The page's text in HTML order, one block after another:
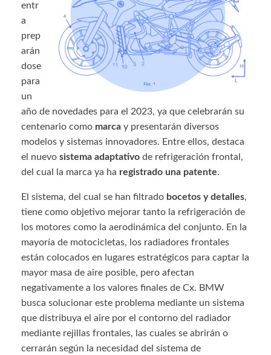
entr
a
prep
arán
dose
para
un
año de novedades para el 2023, ya que celebrarán su
centenario como marca y presentarán diversos
modelos y sistemas innovadores. Entre ellos, destaca
el nuevo sistema adaptativo de refrigeración frontal,
del cual la marca ya ha registrado una patente.
El sistema, del cual se han filtrado bocetos y detalles,
tiene como objetivo mejorar tanto la refrigeración de
los motores como la aerodinámica del conjunto. En la
mayoría de motocicletas, los radiadores frontales
están colocados en lugares estratégicos para captar la
mayor masa de aire posible, pero afectan
negativamente a los valores finales de Cx. BMW
busca solucionar este problema mediante un sistema
que distribuya el aire por el contorno del radiador
mediante rejillas frontales, las cuales se abrirán o
cerrarán según la necesidad del sistema de